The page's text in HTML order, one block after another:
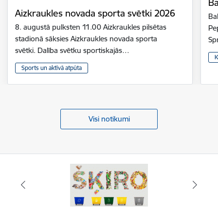
Aizkraukles novada sporta svētki 2026
8. augustā pulksten 11.00 Aizkraukles pilsētas
stadionā sāksies Aizkraukles novada sporta
svētki. Dalība svētku sportiskajās…
Sports un aktīvā atpūta
Visi notikumi